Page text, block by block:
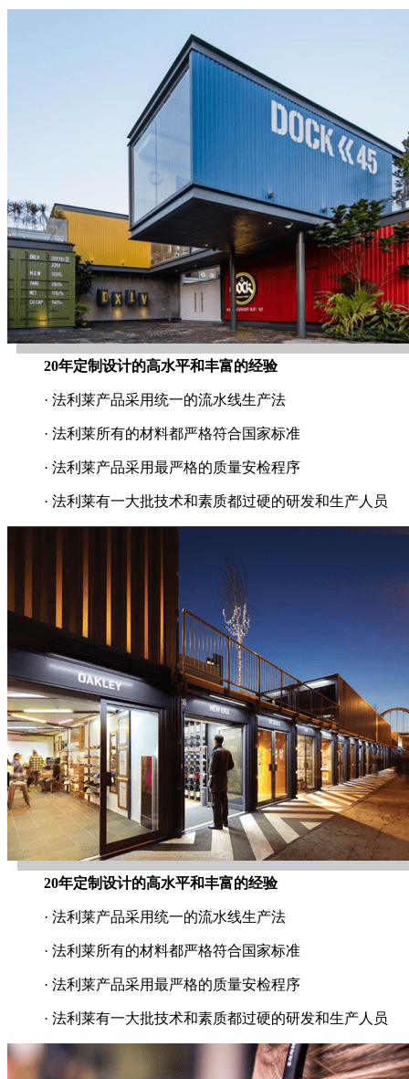
20年定制设计的高水平和丰富的经验
· 法利莱产品采用统一的流水线生产法
· 法利莱所有的材料都严格符合国家标准
· 法利莱产品采用最严格的质量安检程序
· 法利莱有一大批技术和素质都过硬的研发和生产人员
20年定制设计的高水平和丰富的经验
· 法利莱产品采用统一的流水线生产法
· 法利莱所有的材料都严格符合国家标准
· 法利莱产品采用最严格的质量安检程序
· 法利莱有一大批技术和素质都过硬的研发和生产人员